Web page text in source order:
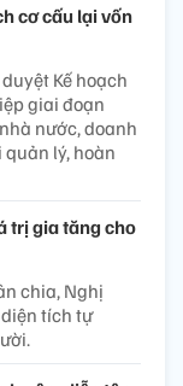
cơ cấu lại vốn
Kế hoạch
giai đoạn
nước, doanh
lý, hoàn
trị gia tăng cho
chia, Nghị
tích tự